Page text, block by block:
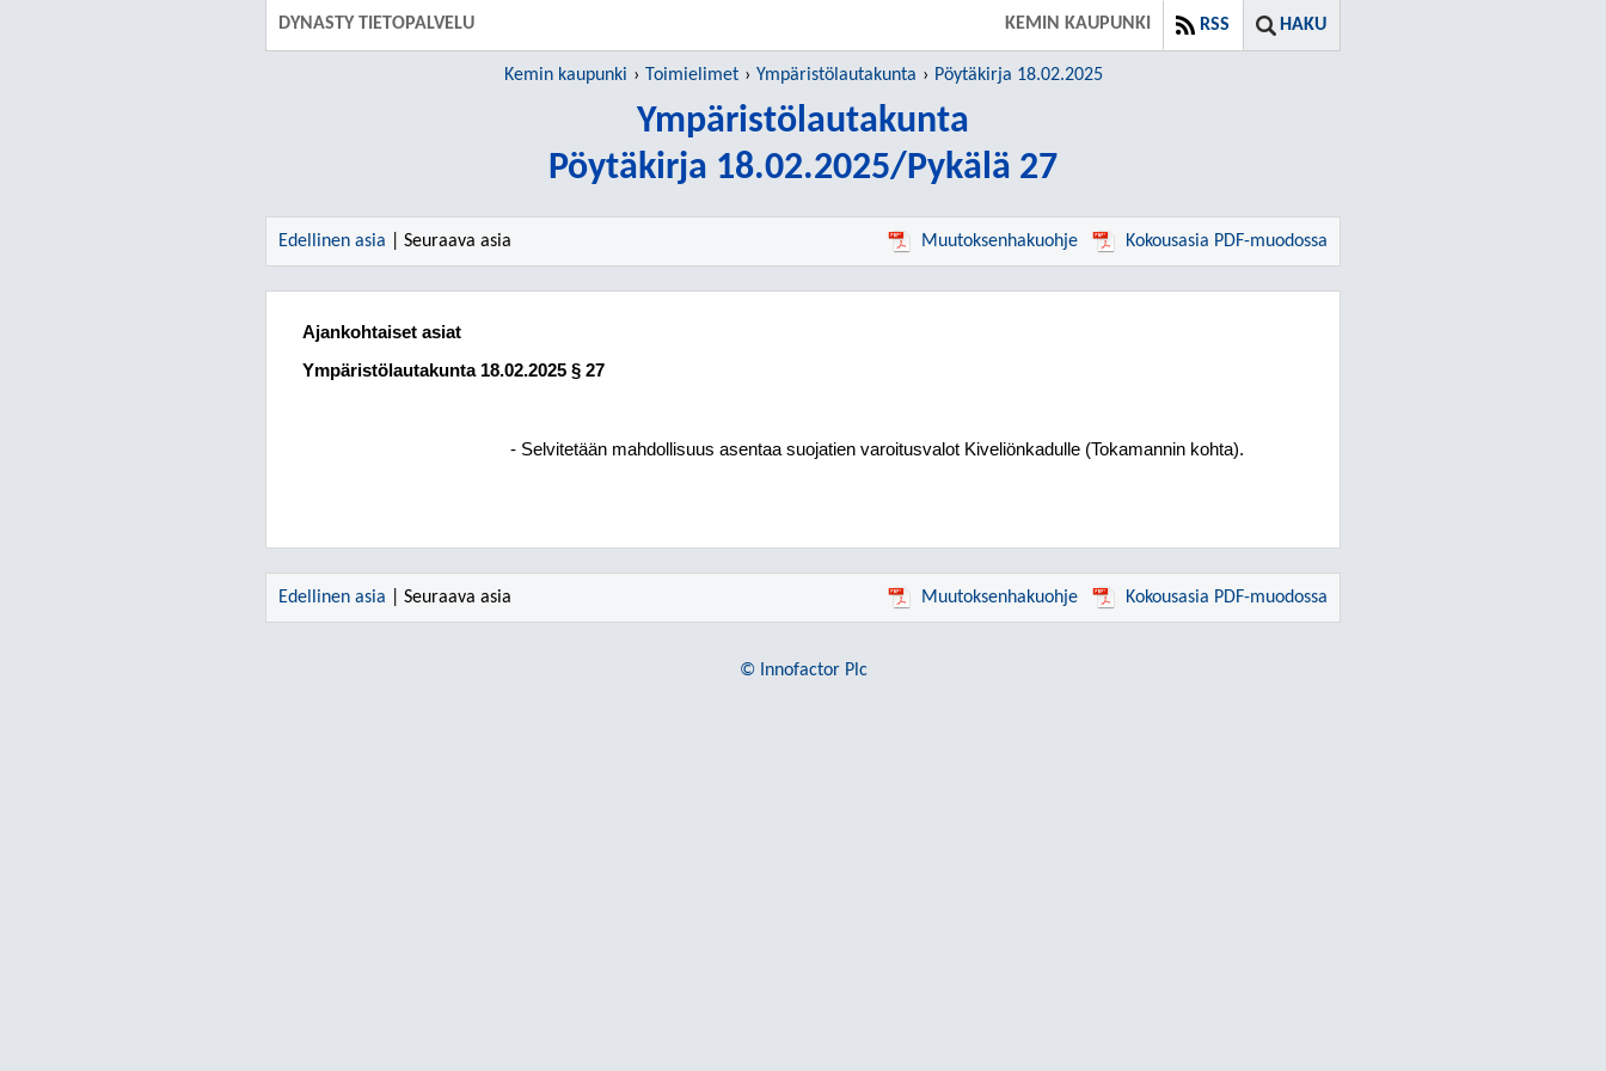
DYNASTY TIETOPALVELU HAKU
RSS
KEMIN KAUPUNKI
Kemin kaupunki Toimielimet Ympäristölautakunta Pöytäkirja 18.02.2025
Ympäristölautakunta
Pöytäkirja 18.02.2025/Pykälä 27
Edellinen asia | Seuraava asia Muutoksenhakuohje Kokousasia PDF-muodossa
Ajankohtaiset asiat
Ympäristölautakunta 18.02.2025 § 27
- Selvitetään mahdollisuus asentaa suojatien varoitusvalot Kiveliönkadulle (Tokamannin kohta).
Edellinen asia | Seuraava asia Muutoksenhakuohje Kokousasia PDF-muodossa
© Innofactor Plc